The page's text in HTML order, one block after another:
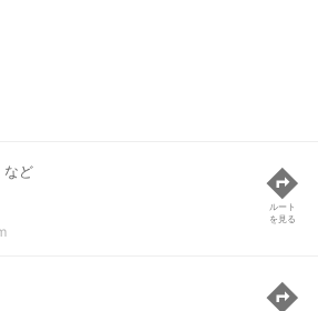
など
ルート
を見る